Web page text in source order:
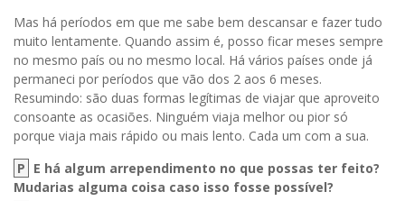
Mas há períodos em que me sabe bem descansar e fazer tudo
muito lentamente. Quando assim é, posso ficar meses sempre
no mesmo país ou no mesmo local. Há vários países onde já
permaneci por períodos que vão dos 2 aos 6 meses.
Resumindo: são duas formas legítimas de viajar que aproveito
consoante as ocasiões. Ninguém viaja melhor ou pior só
porque viaja mais rápido ou mais lento. Cada um com a sua.
P E há algum arrependimento no que possas ter feito?
Mudarias alguma coisa caso isso fosse possível?